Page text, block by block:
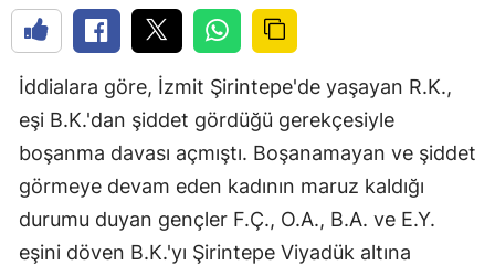
İddialara göre, İzmit Şirintepe'de yaşayan R.K.,
eşi B.K.'dan şiddet gördüğü gerekçesiyle
boşanma davası açmıştı. Boşanamayan ve şiddet
görmeye devam eden kadının maruz kaldığı
durumu duyan gençler F.Ç., O.A., B.A. ve E.Y.
eşini döven B.K.'yı Şirintepe Viyadük altına